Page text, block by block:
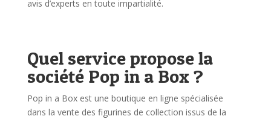
avis d’experts en toute impartialité.
Quel service propose la
société Pop in a Box ?
Pop in a Box est une boutique en ligne spécialisée
dans la vente des figurines de collection issus de la